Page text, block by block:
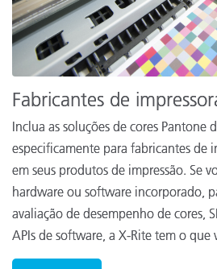
Fabricantes de
Inclua as soluções de cores Pantone
especificamente para fabricantes de
em seus produtos de impressão. Se
hardware ou software incorporado,
avaliação de desempenho de cores,
APIs de software, a X-Rite tem o que